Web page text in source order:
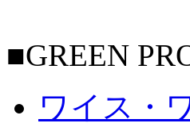
■GREEN
ワイス・